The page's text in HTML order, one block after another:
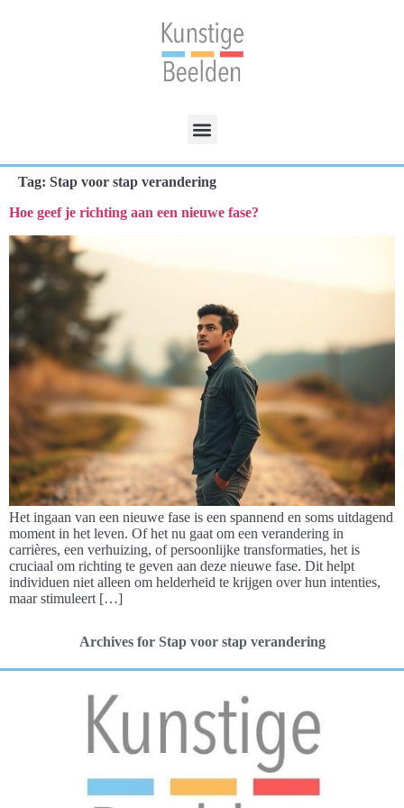
Tag: Stap voor stap verandering
Hoe geef je richting aan een nieuwe fase?
Het ingaan van een nieuwe fase is een spannend en soms uitdagend
moment in het leven. Of het nu gaat om een verandering in
carrières, een verhuizing, of persoonlijke transformaties, het is
cruciaal om richting te geven aan deze nieuwe fase. Dit helpt
individuen niet alleen om helderheid te krijgen over hun intenties,
maar stimuleert […]
Archives for Stap voor stap verandering